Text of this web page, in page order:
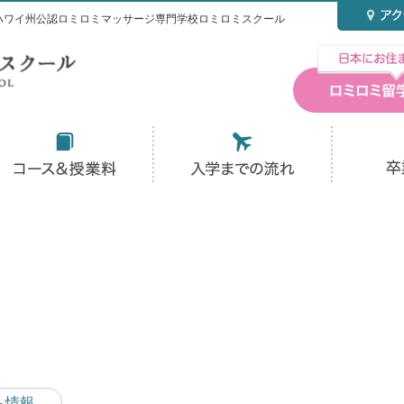
イ州公認ロミロミマッサージ専門学校ロミロミスクール